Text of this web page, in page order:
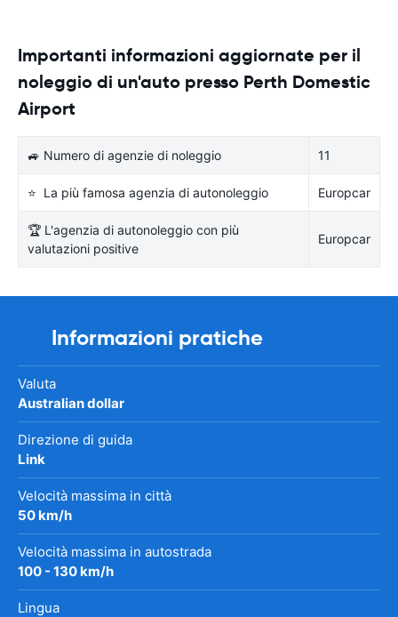
Importanti informazioni aggiornate per il
noleggio di un'auto presso Perth Domestic
Airport
🚙 Numero di agenzie di noleggio 11
⭐ La più famosa agenzia di autonoleggio Europcar
🏆 L'agenzia di autonoleggio con più
valutazioni positive
Europcar
Informazioni pratiche
Valuta
Australian dollar
Direzione di guida
Link
Velocità massima in città
50 km/h
Velocità massima in autostrada
100 - 130 km/h
Lingua